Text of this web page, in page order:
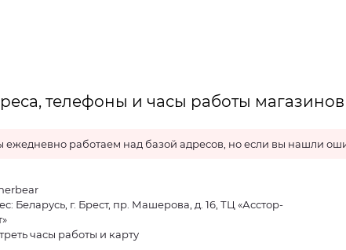
телефоны и часы работы
ежедневно работаем над базой адресов, но если вы нашли
Беларусь, г. Брест, пр. Машерова, д. 16, ТЦ «Асстор-
часы работы и карту